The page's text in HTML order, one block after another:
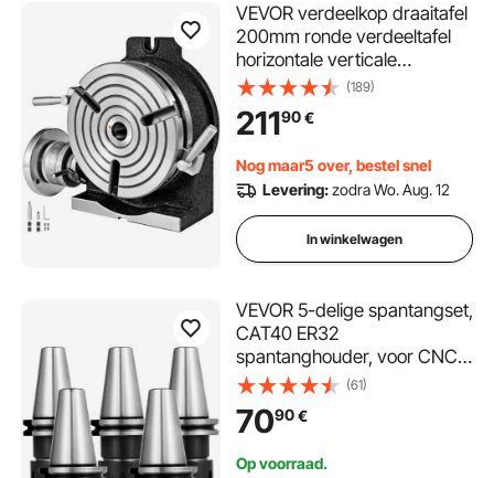
VEVOR verdeelkop draaitafel
200mm ronde verdeeltafel
horizontale verticale
verdeelkop verdeelkop
draaibaar voor frezen en
boren
(189)
21190€
Nog maar5 over, bestel snel
Levering:zodra Wo. Aug. 12
In winkelwagen
VEVOR 5-delige spantangset,
CAT40 ER32
spantanghouder, voor CNC-
graveermachine en
freesdraaibank (CAT40
ER32)
(61)
7090€
Op voorraad.